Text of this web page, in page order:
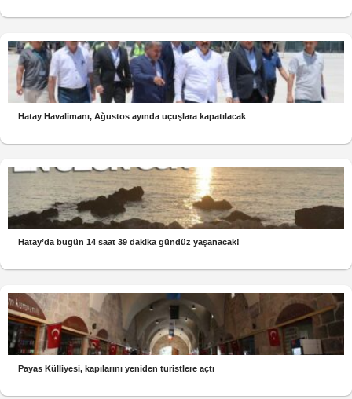
Hatay Havalimanı, Ağustos ayında uçuşlara kapatılacak
Hatay’da bugün 14 saat 39 dakika gündüz yaşanacak!
Payas Külliyesi, kapılarını yeniden turistlere açtı